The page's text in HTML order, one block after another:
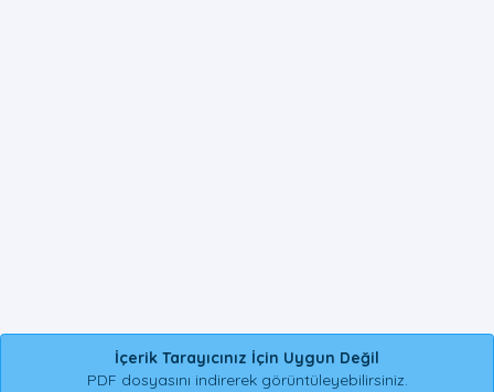
İçerik Tarayıcınız İçin Uygun Değil
PDF dosyasını indirerek görüntüleyebilirsiniz.